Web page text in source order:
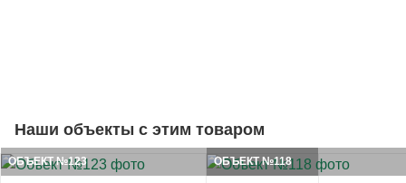
Наши объекты с этим товаром
ОБЪЕКТ №123 ОБЪЕКТ №118